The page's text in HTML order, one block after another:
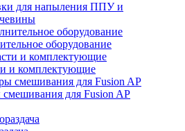
для напыления ППУ и
оборудование
и комплектующие
для Fusion AP